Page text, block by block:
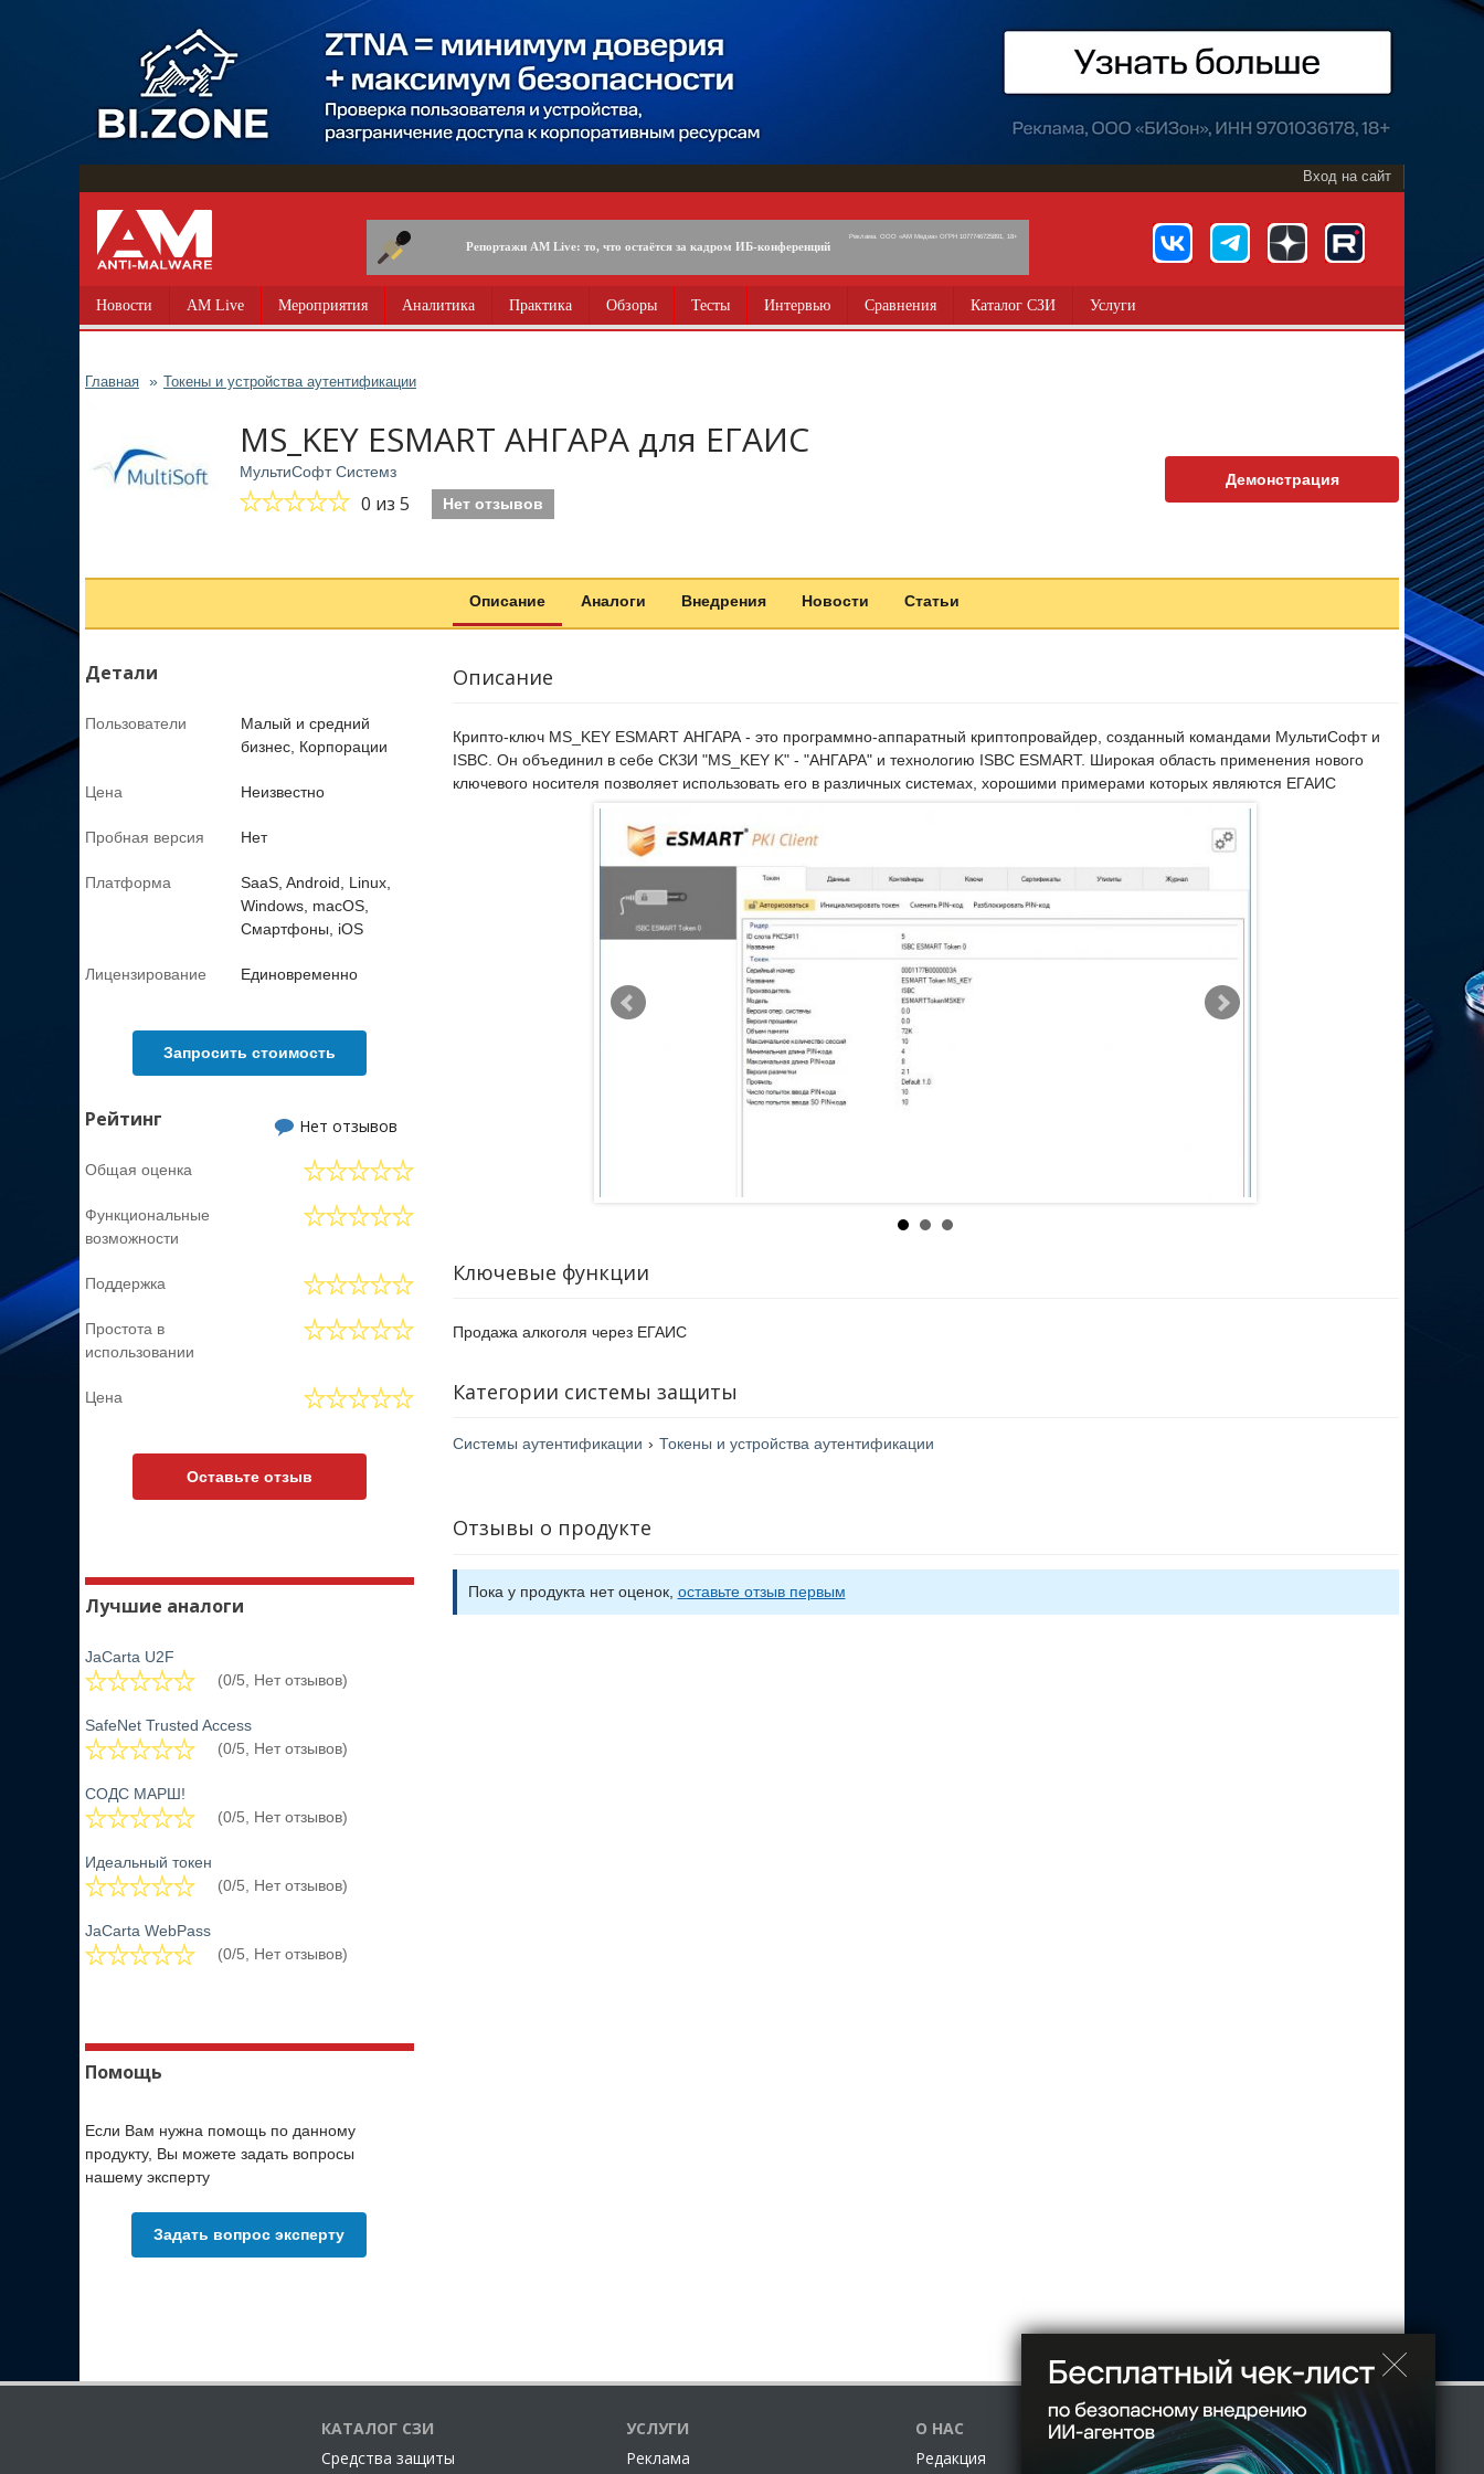
Вход на сайт
Репортажи AM Live: то, что остаётся за кадром ИБ-конференций
Реклама. ООО «АМ Медиа» ОГРН 1077746725891, 18+
Новости AM Live Мероприятия Аналитика Практика Обзоры Тесты Интервью Сравнения Каталог СЗИ Услуги
Главная Токены и устройства аутентификации
MS_KEY ESMART АНГАРА для ЕГАИС
МультиСофт Системз
0 из 5 Нет отзывов
Демонстрация
Описание Аналоги Внедрения Новости Статьи
Детали
Пользователи
Малый и средний
бизнес, Корпорации
Цена Неизвестно
Пробная версия Нет
Платформа
SaaS, Android, Linux,
Windows, macOS,
Смартфоны, iOS
Лицензирование Единовременно
Запросить стоимость
Рейтинг Нет отзывов
Общая оценка
Функциональные
возможности
Поддержка
Простота в
использовании
Цена
Оставьте отзыв
Лучшие аналоги
JaCarta U2F
(0/5, Нет отзывов)
SafeNet Trusted Access
(0/5, Нет отзывов)
СОДС МАРШ!
(0/5, Нет отзывов)
Идеальный токен
(0/5, Нет отзывов)
JaCarta WebPass
(0/5, Нет отзывов)
Помощь
Если Вам нужна помощь по данному
продукту, Вы можете задать вопросы
нашему эксперту
Задать вопрос эксперту
Описание
Крипто-ключ MS_KEY ESMART АНГАРА - это программно-аппаратный криптопровайдер, созданный командами МультиСофт и
ISBС. Он объединил в себе СКЗИ "MS_KEY K" - "АНГАРА" и технологию ISBC ESMART. Широкая область применения нового
ключевого носителя позволяет использовать его в различных системах, хорошими примерами которых являются ЕГАИС
Ключевые функции
Продажа алкоголя через ЕГАИС
Категории системы защиты
Системы аутентификации › Токены и устройства аутентификации
Отзывы о продукте
Пока у продукта нет оценок, оставьте отзыв первым
КАТАЛОГ СЗИ
Cредства защиты
УСЛУГИ
Реклама
О НАС
Редакция